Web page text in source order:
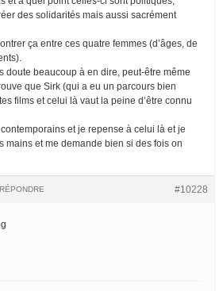
des solidarités mais aussi sacrément
ça entre ces quatre femmes (d’âges, de
doute beaucoup à en dire, peut-être même
que Sirk (qui a eu un parcours bien
films et celui là vaut la peine d’être connu
et je repense à celui là et je
mains et me demande bien si des fois on
#10228
RÉPONDRE